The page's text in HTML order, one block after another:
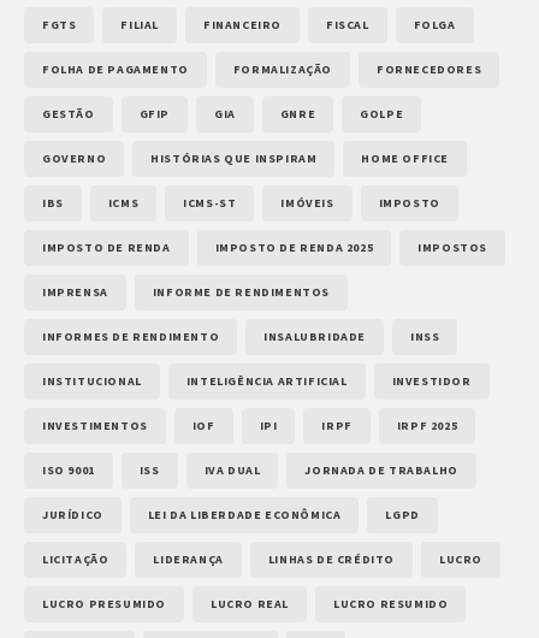
FGTS FILIAL FINANCEIRO FISCAL FOLGA
FOLHA DE PAGAMENTO FORMALIZAÇÃO FORNECEDORES
GESTÃO GFIP GIA GNRE GOLPE
GOVERNO HISTÓRIAS QUE INSPIRAM HOME OFFICE
IBS ICMS ICMS-ST IMÓVEIS IMPOSTO
IMPOSTO DE RENDA IMPOSTO DE RENDA 2025 IMPOSTOS
IMPRENSA INFORME DE RENDIMENTOS
INFORMES DE RENDIMENTO INSALUBRIDADE INSS
INSTITUCIONAL INTELIGÊNCIA ARTIFICIAL INVESTIDOR
INVESTIMENTOS IOF IPI IRPF IRPF 2025
ISO 9001 ISS IVA DUAL JORNADA DE TRABALHO
JURÍDICO LEI DA LIBERDADE ECONÔMICA LGPD
LICITAÇÃO LIDERANÇA LINHAS DE CRÉDITO LUCRO
LUCRO PRESUMIDO LUCRO REAL LUCRO RESUMIDO